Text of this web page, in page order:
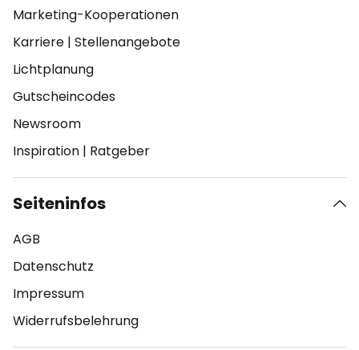
Marketing-Kooperationen
Karriere | Stellenangebote
Lichtplanung
Gutscheincodes
Newsroom
Inspiration | Ratgeber
Seiteninfos
AGB
Datenschutz
Impressum
Widerrufsbelehrung